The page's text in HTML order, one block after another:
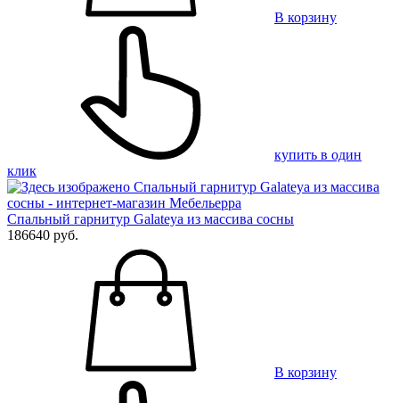
В корзину
купить в один
клик
Спальный гарнитур Galateya из массива сосны
186640 руб.
В корзину